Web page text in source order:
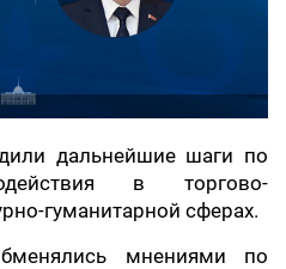
дальнейшие шаги по
в торгово-
гуманитарной сферах.
мнениями по